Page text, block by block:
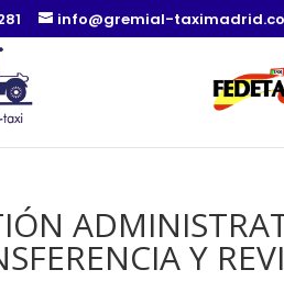
info@gremial-
Y